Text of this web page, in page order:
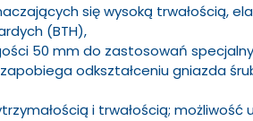
się wysoką trwałością,
(BTH),
50 mm do zastosowań
odkształceniu gniazda
i trwałością; możliwość